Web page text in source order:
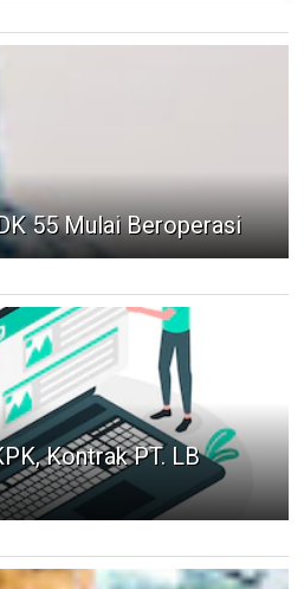
55 Mulai Beroperasi
Kontrak PT. LB